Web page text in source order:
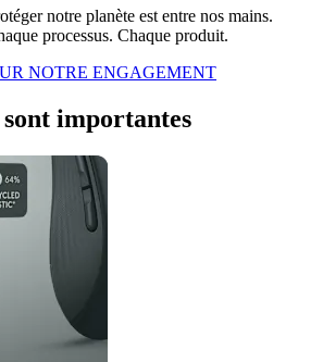
notre planète est entre nos mains.
processus. Chaque produit.
NOTRE ENGAGEMENT
importantes